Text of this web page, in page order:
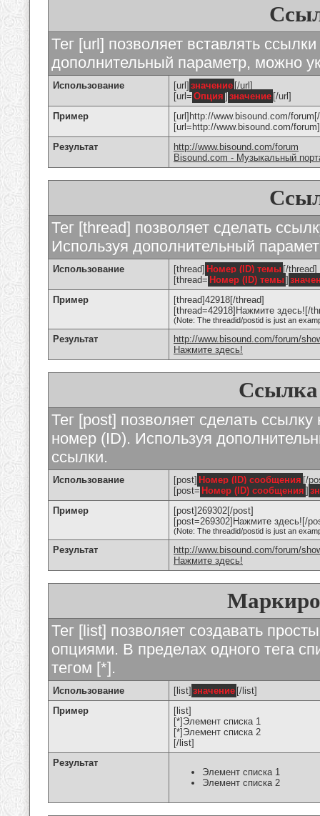
Тег [url] позволяет вставлять
дополнительный параметр, можно
Использование [url] значение [/url]
[url= Опция ] значение [/url]
Пример
[url]http://www.bisound.com/
[url=http://www.bisound.com/
Результат
http://www.bisound.com/forum
Bisound.com - Музыкальный
Тег [thread] позволяет сделать
Используя дополнительный
Использование [thread] Номер (ID) темы [/thread]
[thread= Номер (ID) темы]
Пример
[thread]42918[/thread]
[thread=42918]Нажмите здесь![/
(Note: The threadid/postid is just an
Результат
http://www.bisound.com/forum/
Нажмите здесь!
Ссылка
Тег [post] позволяет сделать
номер (ID). Используя
ссылки.
Использование [post] Номер (ID) сообщения [/
[post= Номер (ID) сообщения ]
Пример
[post]269302[/post]
[post=269302]Нажмите здесь![/
(Note: The threadid/postid is just an
Результат
http://www.bisound.com/forum/
Нажмите здесь!
Тег [list] позволяет создавать
опциями. В пределах одного тега
тегом [*].
Использование [list] значение [/list]
Пример
[list]
[*]Элемент списка 1
[*]Элемент списка 2
[/list]
Результат
Элемент списка 1
Элемент списка 2